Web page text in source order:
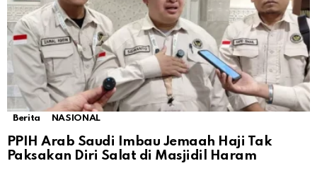
Berita NASIONAL
PPIH Arab Saudi Imbau Jemaah Haji Tak
Paksakan Diri Salat di Masjidil Haram